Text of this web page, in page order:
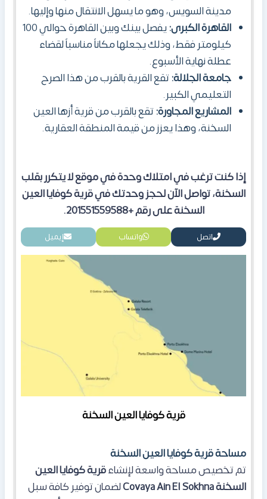
مدينة السويس، وهو ما يسهل الانتقال منها وإليها.
القاهرة الكبرى:
يفصل بينك وبين القاهرة حوالي 100
كيلومتر فقط، وذلك يجعلها مكاناً مناسباً لقضاء
عطلة نهاية الأسبوع.
جامعة الجلالة:تقع القرية بالقرب من هذا الصرح
التعليمي الكبير.
المشاريع المجاورة:تقع بالقرب من قرية أزها العين
السخنة، وهذا يعزز من قيمة المنطقة العقارية.
إذا كنت ترغب في امتلاك وحدة في موقع لا يتكرر بقلب
السخنة، تواصل الآن لحجز وحدتك في قرية كوفايا العين
السخنة على رقم +201551559588.
اتصل واتساب إيميل
قرية كوفايا العين السخنة
مساحة قرية كوفايا العين السخنة
تم تخصيص مساحة واسعة لإنشاءقرية كوفايا العين
السخنة Covaya Ain El Sokhna
لضمان توفير كافة سبل